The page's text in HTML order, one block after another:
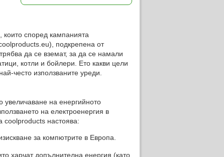
според кампанията
подкрепена от
да се вземат, за да се намали
котли и бойлери. Ето какви цели
често използваните уреди.
увеличаване на енергийното
на електроенергия в
coolproducts настоява:
за компютрите в Европа.
харчат допълнителна енергия (като